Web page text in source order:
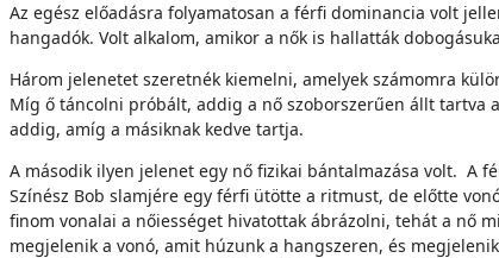
Az egész előadásra folyamatosan a férfi dominancia volt
hangadók. Volt alkalom, amikor a nők is hallatták
Három jelenetet szeretnék kiemelni, amelyek számomra
Míg ő táncolni próbált, addig a nő szoborszerűen állt tartva
addig, amíg a másiknak kedve tartja.
A második ilyen jelenet egy nő fizikai bántalmazása volt. A
Színész Bob slamjére egy férfi ütötte a ritmust, de előtte
finom vonalai a nőiességet hivatottak ábrázolni, tehát a nő
megjelenik a vonó, amit húzunk a hangszeren, és